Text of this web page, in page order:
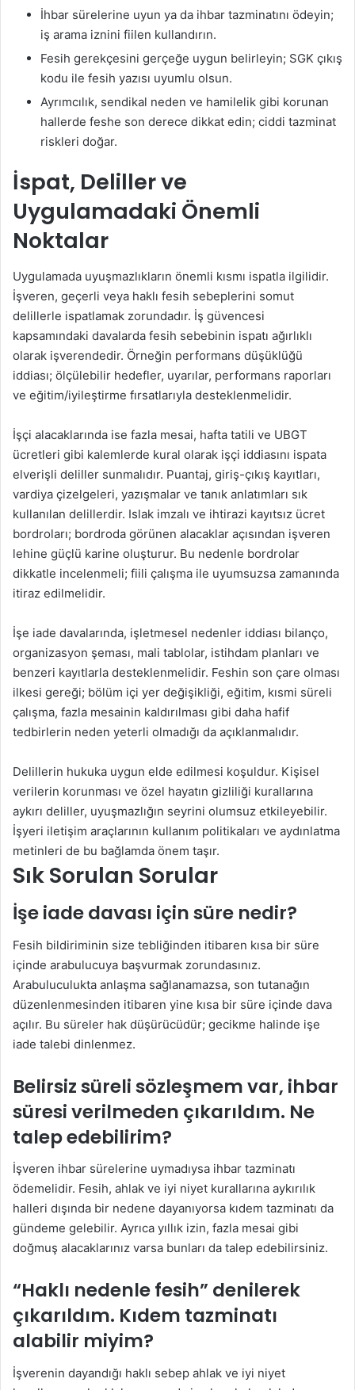
İhbar sürelerine uyun ya da ihbar tazminatını ödeyin;
iş arama iznini fiilen kullandırın.
Fesih gerekçesini gerçeğe uygun belirleyin; SGK çıkış
kodu ile fesih yazısı uyumlu olsun.
Ayrımcılık, sendikal neden ve hamilelik gibi korunan
hallerde feshe son derece dikkat edin; ciddi tazminat
riskleri doğar.
İspat, Deliller ve
Uygulamadaki Önemli
Noktalar
Uygulamada uyuşmazlıkların önemli kısmı ispatla ilgilidir.
İşveren, geçerli veya haklı fesih sebeplerini somut
delillerle ispatlamak zorundadır. İş güvencesi
kapsamındaki davalarda fesih sebebinin ispatı ağırlıklı
olarak işverendedir. Örneğin performans düşüklüğü
iddiası; ölçülebilir hedefler, uyarılar, performans raporları
ve eğitim/iyileştirme fırsatlarıyla desteklenmelidir.
İşçi alacaklarında ise fazla mesai, hafta tatili ve UBGT
ücretleri gibi kalemlerde kural olarak işçi iddiasını ispata
elverişli deliller sunmalıdır. Puantaj, giriş-çıkış kayıtları,
vardiya çizelgeleri, yazışmalar ve tanık anlatımları sık
kullanılan delillerdir. Islak imzalı ve ihtirazi kayıtsız ücret
bordroları; bordroda görünen alacaklar açısından işveren
lehine güçlü karine oluşturur. Bu nedenle bordrolar
dikkatle incelenmeli; fiili çalışma ile uyumsuzsa zamanında
itiraz edilmelidir.
İşe iade davalarında, işletmesel nedenler iddiası bilanço,
organizasyon şeması, mali tablolar, istihdam planları ve
benzeri kayıtlarla desteklenmelidir. Feshin son çare olması
ilkesi gereği; bölüm içi yer değişikliği, eğitim, kısmi süreli
çalışma, fazla mesainin kaldırılması gibi daha hafif
tedbirlerin neden yeterli olmadığı da açıklanmalıdır.
Delillerin hukuka uygun elde edilmesi koşuldur. Kişisel
verilerin korunması ve özel hayatın gizliliği kurallarına
aykırı deliller, uyuşmazlığın seyrini olumsuz etkileyebilir.
İşyeri iletişim araçlarının kullanım politikaları ve aydınlatma
metinleri de bu bağlamda önem taşır.
Sık Sorulan Sorular
İşe iade davası için süre nedir?
Fesih bildiriminin size tebliğinden itibaren kısa bir süre
içinde arabulucuya başvurmak zorundasınız.
Arabuluculukta anlaşma sağlanamazsa, son tutanağın
düzenlenmesinden itibaren yine kısa bir süre içinde dava
açılır. Bu süreler hak düşürücüdür; gecikme halinde işe
iade talebi dinlenmez.
Belirsiz süreli sözleşmem var, ihbar
süresi verilmeden çıkarıldım. Ne
talep edebilirim?
İşveren ihbar sürelerine uymadıysa ihbar tazminatı
ödemelidir. Fesih, ahlak ve iyi niyet kurallarına aykırılık
halleri dışında bir nedene dayanıyorsa kıdem tazminatı da
gündeme gelebilir. Ayrıca yıllık izin, fazla mesai gibi
doğmuş alacaklarınız varsa bunları da talep edebilirsiniz.
“Haklı nedenle fesih” denilerek
çıkarıldım. Kıdem tazminatı
alabilir miyim?
İşverenin dayandığı haklı sebep ahlak ve iyi niyet